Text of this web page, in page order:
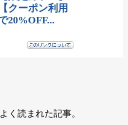
よく読まれた記事。